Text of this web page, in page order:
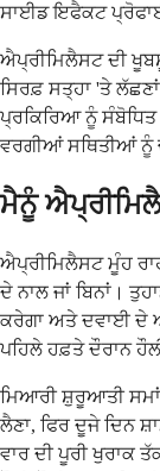
ਸਾਈਡ ਇਫੈਕਟ
ਐਪ੍ਰੀਮਿਲੈਸਟ ਦੀ
ਸਿਰਫ਼ ਸਤ੍ਹਾ 'ਤੇ
ਪ੍ਰਕਿਰਿਆ ਨੂੰ
ਵਰਗੀਆਂ ਸਥਿਤੀਆਂ ਨੂੰ
ਮੈਨੂੰ
ਐਪ੍ਰੀਮਿਲੈਸਟ ਮੂੰਹ
ਦੇ ਨਾਲ ਜਾਂ ਬਿਨਾਂ।
ਕਰੇਗਾ ਅਤੇ ਦਵਾਈ ਦੇ
ਪਹਿਲੇ ਹਫ਼ਤੇ ਦੌਰਾਨ
ਮਿਆਰੀ ਸ਼ੁਰੂਆਤੀ
ਲੈਣਾ, ਫਿਰ ਦੂਜੇ ਦਿਨ
ਵਾਰ ਦੀ ਪੂਰੀ ਖੁਰਾਕ